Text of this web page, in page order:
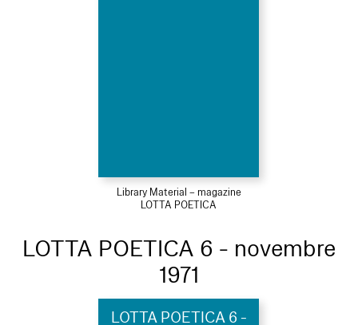
Library Material – magazine
LOTTA POETICA
LOTTA POETICA 6 - novembre
1971
LOTTA POETICA 6 -